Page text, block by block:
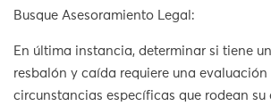
Busque Asesoramiento Legal:
En última instancia, determinar si tiene
resbalón y caída requiere una
circunstancias específicas que rodean su